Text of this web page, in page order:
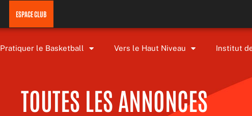
ESPACE CLUB
Pratiquer le Basketball Vers le Haut Niveau Institut
TOUTES LES ANNONCES